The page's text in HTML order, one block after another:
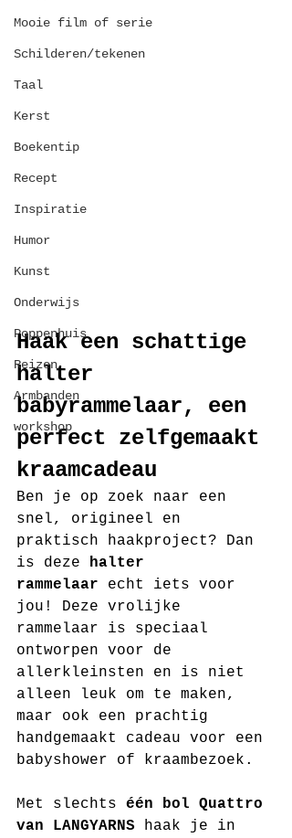
Mooie film of serie
Schilderen/tekenen
Taal
Kerst
Boekentip
Recept
Inspiratie
Humor
Kunst
Onderwijs
Poppenhuis
Reizen
Armbanden
workshop
Haak een schattige
halter
babyrammelaar, een
perfect zelfgemaakt
kraamcadeau
Ben je op zoek naar een
snel, origineel en
praktisch haakproject? Dan
is deze halter
rammelaar echt iets voor
jou! Deze vrolijke
rammelaar is speciaal
ontworpen voor de
allerkleinsten en is niet
alleen leuk om te maken,
maar ook een prachtig
handgemaakt cadeau voor een
babyshower of kraambezoek.
Met slechts één bol Quattro
van LANGYARNS haak je in